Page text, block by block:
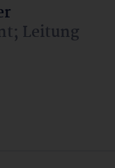
Leitung